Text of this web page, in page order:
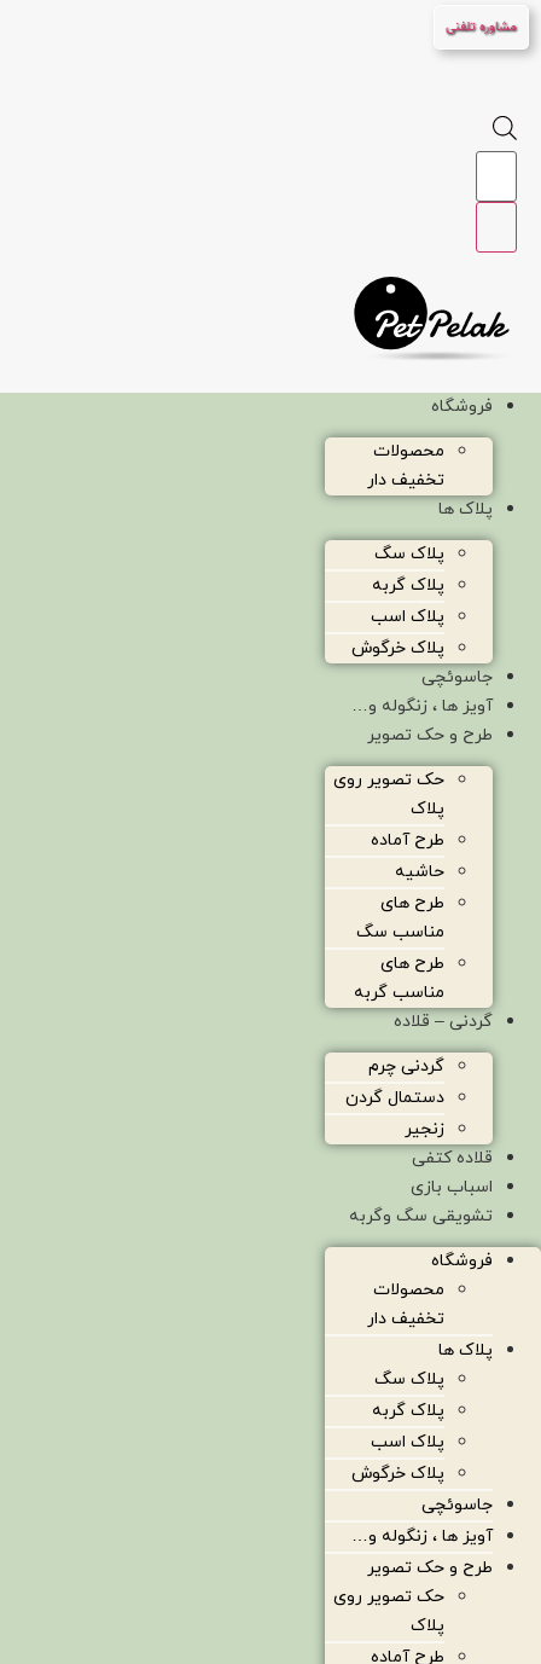
پرش
به
مشاوره تلفنی
Products
فروشگاه
محصولات
تخفیف دار
پلاک ها
پلاک سگ
پلاک گربه
پلاک اسب
پلاک خرگوش
جاسوئچی
آویز ها ، زنگوله و…
طرح و حک تصویر
حک تصویر روی
پلاک
طرح آماده
حاشیه
طرح های
مناسب سگ
طرح های
مناسب گربه
گردنی – قلاده
گردنی چرم
دستمال گردن
زنجیر
قلاده کتفی
اسباب بازی
تشویقی سگ وگربه
فروشگاه
محصولات
تخفیف دار
پلاک ها
پلاک سگ
پلاک گربه
پلاک اسب
پلاک خرگوش
جاسوئچی
آویز ها ، زنگوله و…
طرح و حک تصویر
حک تصویر روی
پلاک
طرح آماده